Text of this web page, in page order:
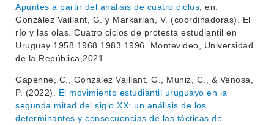
LLAMADOS
NOTICIAS
BIBLIOTECA
Apuntes a partir del análisis de cuatro ciclos, en:
González Vaillant, G. y Markarian, V. (coordinadoras). El
río y las olas. Cuatro ciclos de protesta estudiantil en
Uruguay 1958 1968 1983 1996. Montevideo, Universidad
de la República,2021
Gapenne, C., Gonzalez Vaillant, G., Muniz, C., & Venosa,
P. (2022). El movimiento estudiantil uruguayo en la
segunda mitad del siglo XX: un análisis de los
determinantes y consecuencias de las tácticas de